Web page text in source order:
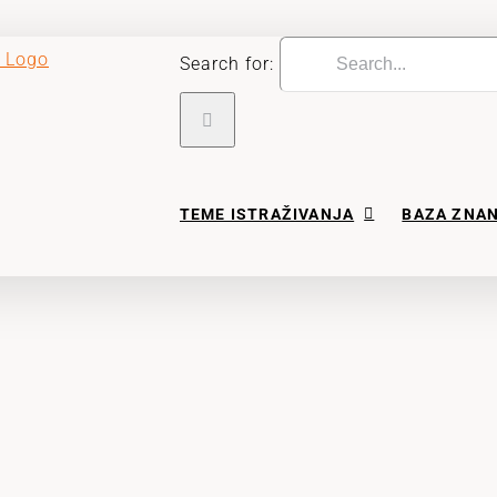
Search for:
TEME ISTRAŽIVANJA BAZA